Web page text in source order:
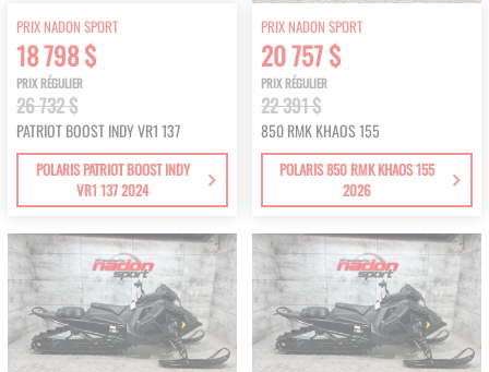
PRIX NADON SPORT
18 798 $
PRIX RÉGULIER
26 732 $
PATRIOT BOOST INDY VR1 137
POLARIS PATRIOT BOOST INDY
VR1 137 2024
PRIX NADON SPORT
20 757 $
PRIX RÉGULIER
22 391 $
850 RMK KHAOS 155
POLARIS 850 RMK KHAOS 155
2026